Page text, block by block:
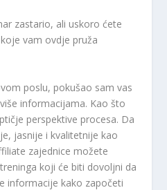
zastario, ali uskoro ćete
vam ovdje pruža
poslu, pokušao sam vas
informacijama. Kao što
perspektive procesa. Da
jasnije i kvalitetnije kao
zajednice možete
koji će biti dovoljni da
informacije kako započeti